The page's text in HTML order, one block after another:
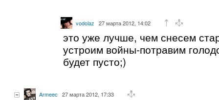
vodolaz 27 марта 2012, 14:02
это уже лучше, чем снесем
устроим войны-потравим
будет пусто;)
Armeec 27 марта 2012, 17:33